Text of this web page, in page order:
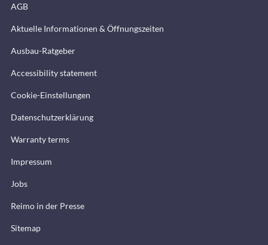
AGB
Aktuelle Informationen & Öffnungszeiten
Ausbau-Ratgeber
Accessibility statement
Cookie-Einstellungen
Datenschutzerklärung
Warranty terms
Impressum
Jobs
Reimo in der Presse
Sitemap